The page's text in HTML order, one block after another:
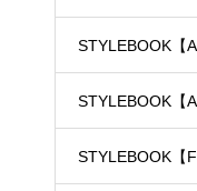
STYLEBOOK【
STYLEBOOK【
STYLEBOOK【